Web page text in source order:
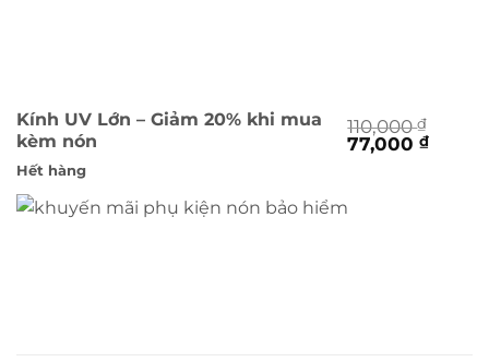
Kính UV Lớn – Giảm 20% khi mua
kèm nón
110,000₫
Giá
gốc
77,000₫Giá
Hết hàng